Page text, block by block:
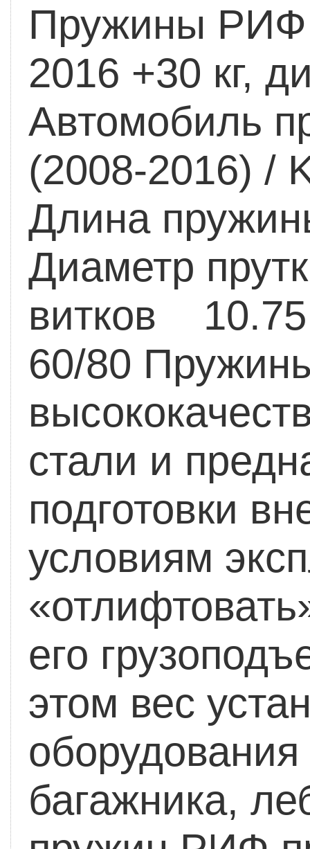
Пружины РИФ
2016 +30 кг,
Автомобиль
(2008-2016) /
Длина
Диаметр
витков 10.75
60/80
стали и
подготовки
условиям
его
этом вес
багажника,